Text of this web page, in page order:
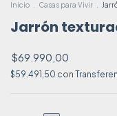
Inicio . Casas para Vivir .
Jarrón
$69.990,00
$59.491,50 con